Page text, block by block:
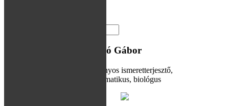
A blog írója: Hraskó Gábor
Tudományos ismeretterjesztő,
informatikus, biológus